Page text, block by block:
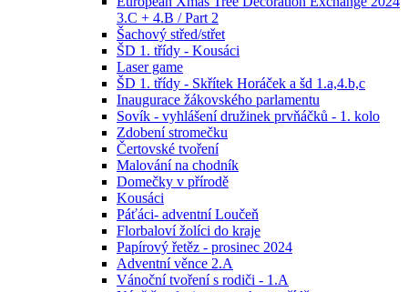
3.C + 4.B / Part 2
Šachový střed/střet
ŠD 1. třídy - Kousáci
Laser game
ŠD 1. třídy - Skřítek Horáček a šd 1.a,4.b,c
Inaugurace žákovského parlamentu
Sovík - vyhlášení družinek prvňáčků - 1. kolo
Zdobení stromečku
Čertovské tvoření
Malování na chodník
Domečky v přírodě
Kousáci
Páťáci- adventní Loučeň
Florbaloví žolíci do kraje
Papírový řetěz - prosinec 2024
Adventní věnce 2.A
Vánoční tvoření s rodiči - 1.A